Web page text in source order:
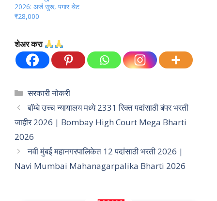
2026: अर्ज सुरू, पगार थेट
₹28,000
शेअर करा
Categories
सरकारी नोकरी
बॉम्बे उच्च न्यायालय मध्ये 2331 रिक्त पदांसाठी बंपर भरती
जाहीर 2026 | Bombay High Court Mega Bharti
2026
नवी मुंबई महानगरपालिकेत 12 पदांसाठी भरती 2026 |
Navi Mumbai Mahanagarpalika Bharti 2026